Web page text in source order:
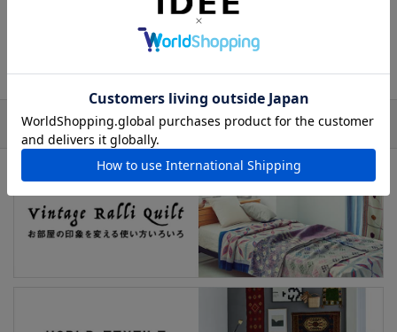
すいクッションカバーです。
おすすめの特集